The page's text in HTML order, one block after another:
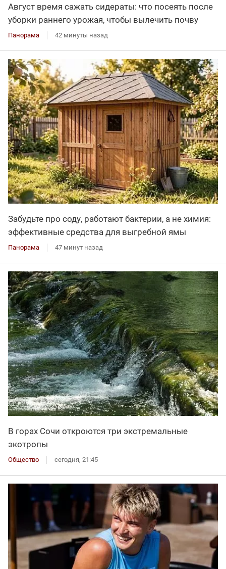
Август время сажать сидераты: что посеять после
уборки раннего урожая, чтобы вылечить почву
Панорама 42 минуты назад
Забудьте про соду, работают бактерии, а не химия:
эффективные средства для выгребной ямы
Панорама 47 минут назад
В горах Сочи откроются три экстремальные
экотропы
Общество сегодня, 21:45